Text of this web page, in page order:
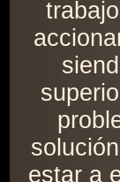
estar a